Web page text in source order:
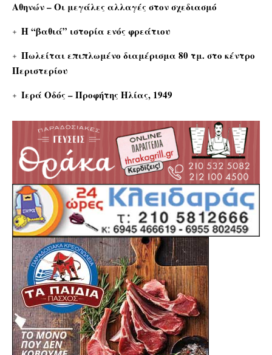
Αθηνών – Οι μεγάλες αλλαγές στον σχεδιασμό
Η “βαθιά” ιστορία ενός φρεάτιου
Πωλείται επιπλωμένο διαμέρισμα 80 τμ. στο κέντρο
Περιστερίου
Ιερά Οδός – Προφήτης Ηλίας, 1949